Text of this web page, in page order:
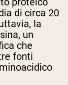
di circa 20
la
un
che
fonti